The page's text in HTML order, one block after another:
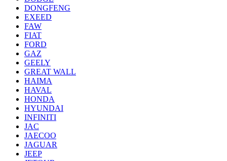
DONGFENG
EXEED
FAW
FIAT
FORD
GAZ
GEELY
GREAT WALL
HAIMA
HAVAL
HONDA
HYUNDAI
INFINITI
JAC
JAECOO
JAGUAR
JEEP